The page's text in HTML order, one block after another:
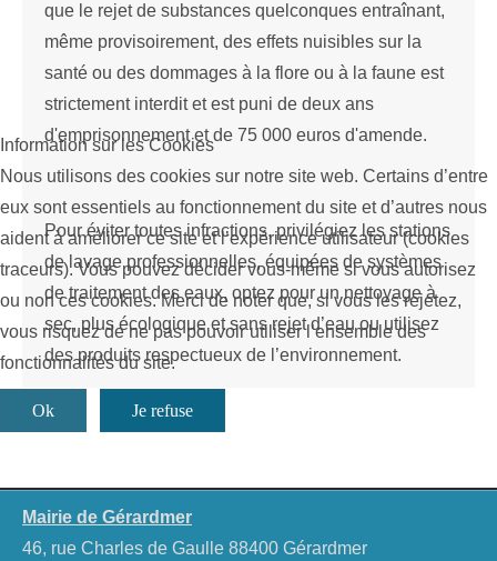
que le rejet de substances quelconques entraînant,
même provisoirement, des effets nuisibles sur la
santé ou des dommages à la flore ou à la faune est
strictement interdit et est puni de deux ans
d'emprisonnement et de 75 000 euros d'amende.
Pour éviter toutes infractions, privilégiez les stations
de lavage professionnelles, équipées de systèmes
de traitement des eaux, optez pour un nettoyage à
sec, plus écologique et sans rejet d’eau ou utilisez
des produits respectueux de l’environnement.
Mairie de Gérardmer
46, rue Charles de Gaulle 88400 Gérardmer
Information sur les Cookies
Nous utilisons des cookies sur notre site web. Certains d’entre
eux sont essentiels au fonctionnement du site et d’autres nous
aident à améliorer ce site et l’expérience utilisateur (cookies
traceurs). Vous pouvez décider vous-même si vous autorisez
ou non ces cookies. Merci de noter que, si vous les rejetez,
vous risquez de ne pas pouvoir utiliser l’ensemble des
fonctionnalités du site.
Ok Je refuse